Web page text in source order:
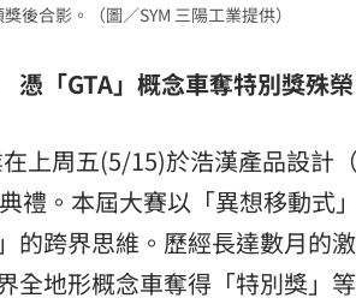
後合影。（圖／SYM 三陽工業提供）
「GTA」概念車奪特別獎殊榮
上周五(5/15)於浩漢產品設計
禮。本屆大賽以「異想移動式
的跨界思維。歷經長達數月的
全地形概念車奪得「特別獎」